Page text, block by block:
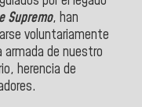
Supremo, han
voluntariamente
armada de nuestro
herencia de